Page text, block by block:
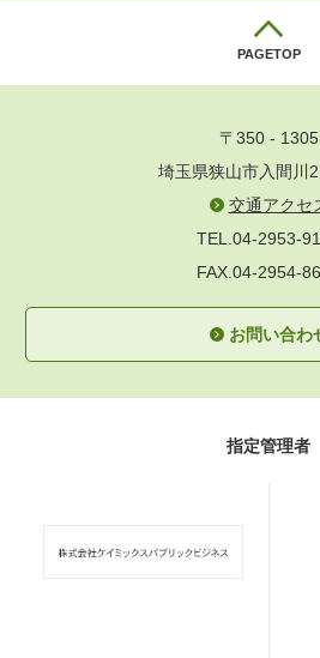
PAGETOP
〒350 -
埼玉県狭山市入間川
交通アクセ
TEL.04-2953-
FAX.04-2954-
お問い合わ
指定管理者